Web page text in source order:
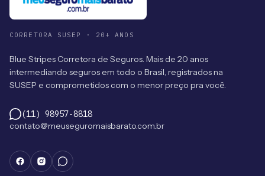
CORRETORA SUSEP · 20+ ANOS
Blue Stripes Corretora de Seguros. Mais de 20 anos
intermediando seguros em todo o Brasil, registrados na
SUSEP e comprometidos com o menor preço pra você.
(11) 98957-8818
contato@meuseguromaisbarato.com.br